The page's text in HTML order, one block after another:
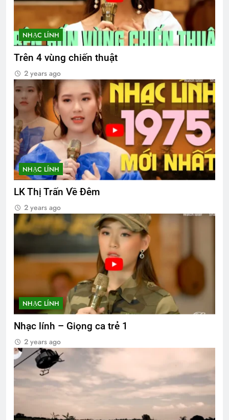
NHẠC LÍNH
Trên 4 vùng chiến thuật
2 years ago
NHẠC LÍNH
LK Thị Trấn Về Đêm
2 years ago
NHẠC LÍNH
Nhạc lính – Giọng ca trẻ 1
2 years ago